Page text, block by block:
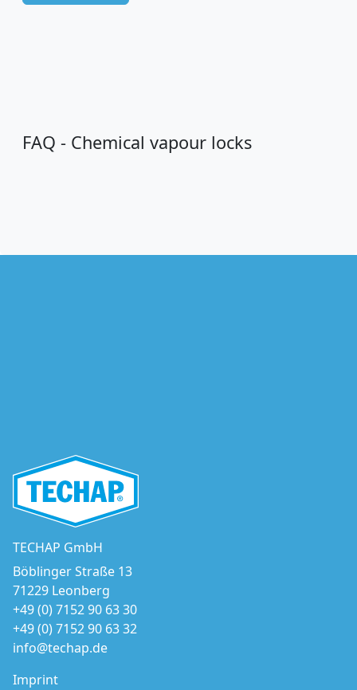
FAQ - Chemical vapour locks
TECHAP GmbH
Böblinger Straße 13
71229 Leonberg
+49 (0) 7152 90 63 30
+49 (0) 7152 90 63 32
info@techap.de
Imprint